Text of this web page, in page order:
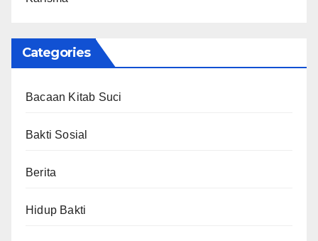
Categories
Bacaan Kitab Suci
Bakti Sosial
Berita
Hidup Bakti